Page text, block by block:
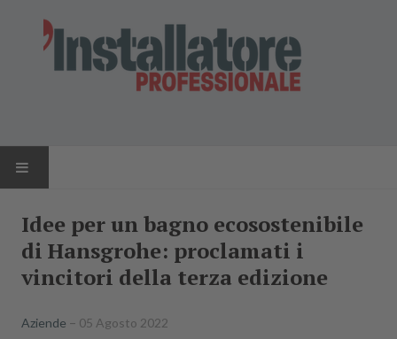
NEWS
Idee per un bagno ecosostenibile
di Hansgrohe: proclamati i
vincitori della terza edizione
Aziende 05 Agosto 2022